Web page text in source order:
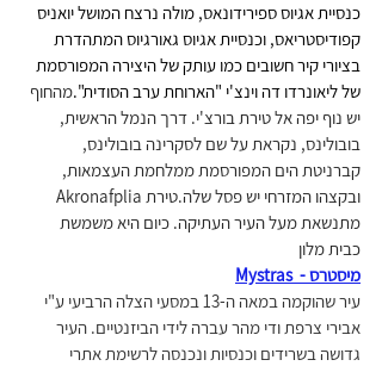
כנסיית אגיוס ספירידונאס, מולה נרצח המושל יואניס
קפודיסטריאס, וכנסיית אגיוס גאורגיוס המתהדרת
בציורי קיר חשובים כמו עותק של היצירה המפורסמת
של ליאונרדו דה וינצ'י "הארוחת ערב הסודית".מהחוף
יש נוף יפה אל טירת בורצ'י. דרך הנמל הראשית,
בובולינס, נקראת על שם לסקרינה בובולינס,
קברניטת הים המפורסמת ממלחמת העצמאות,
מתנשאת מעל העיר העתיקה. כיום היא משמשת
כבית מלון
מיסטרס -  Mystras
עיר שהוקמה במאה ה-13 במסעי הצלה הרביעי ע"י
אבירי צרפת ודי מהר עברה לידי הביזנטיים. העיר
גדושה בשרידים וכנסיות ונכנסה לרשימת אתרי